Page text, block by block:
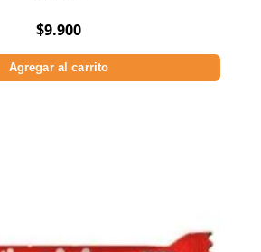
$9.900
Agregar al carrito